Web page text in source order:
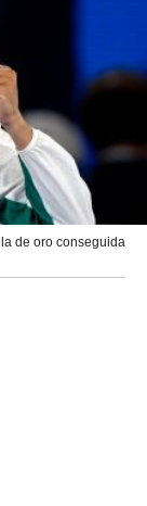
de oro conseguida